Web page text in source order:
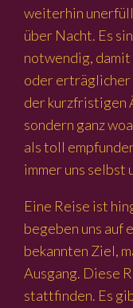
weiterhin
über Nacht. Es
notwendig, damit
oder erträglicher
der kurzfristigen
sondern ganz
als toll
immer uns selbst
Eine Reise ist
begeben uns auf
bekannten Ziel,
Ausgang. Diese
stattfinden. Es